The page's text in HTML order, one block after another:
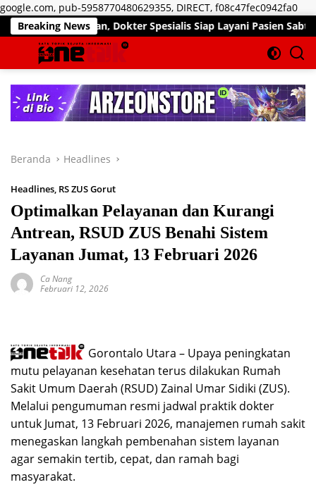
google.com, pub-5958770480629355, DIRECT, f08c47fec0942fa0
ke
Breaking News
Pekan, Dokter Spesialis Siap Layani Pasien Sabtu, 25 Juli
Beranda Headlines
Headlines, RS ZUS Gorut
Optimalkan Pelayanan dan Kurangi
Antrean, RSUD ZUS Benahi Sistem
Layanan Jumat, 13 Februari 2026
Ca Nang
Februari 12, 2026
Gorontalo Utara – Upaya peningkatan
mutu pelayanan kesehatan terus dilakukan Rumah
Sakit Umum Daerah (RSUD) Zainal Umar Sidiki (ZUS).
Melalui pengumuman resmi jadwal praktik dokter
untuk Jumat, 13 Februari 2026, manajemen rumah sakit
menegaskan langkah pembenahan sistem layanan
agar semakin tertib, cepat, dan ramah bagi
masyarakat.